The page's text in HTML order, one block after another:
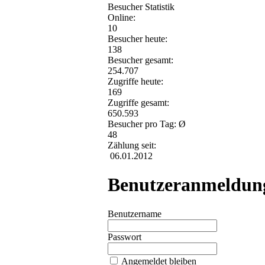
Besucher Statistik
Online:
10
Besucher heute:
138
Besucher gesamt:
254.707
Zugriffe heute:
169
Zugriffe gesamt:
650.593
Besucher pro Tag: Ø
48
Zählung seit:
06.01.2012
Benutzername
Passwort
Angemeldet bleiben